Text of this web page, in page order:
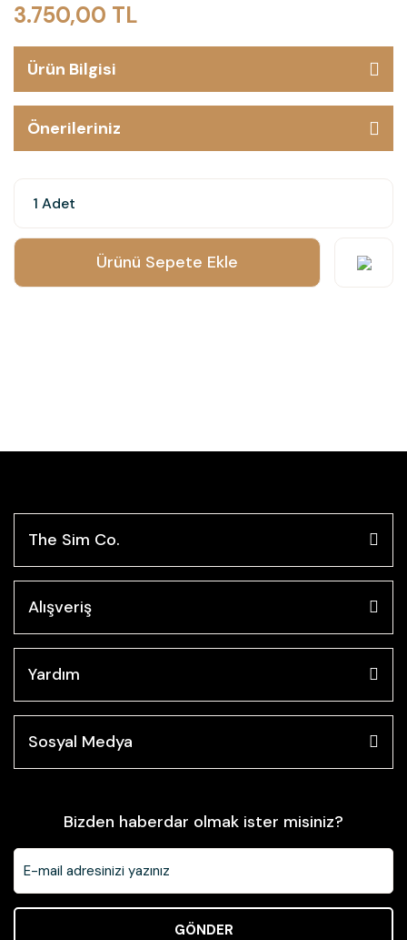
3.750,00 TL
Ürün Bilgisi
Önerileriniz
Ürünü Sepete Ekle
The Sim Co.
Alışveriş
Yardım
Sosyal Medya
Bizden haberdar olmak ister misiniz?
GÖNDER